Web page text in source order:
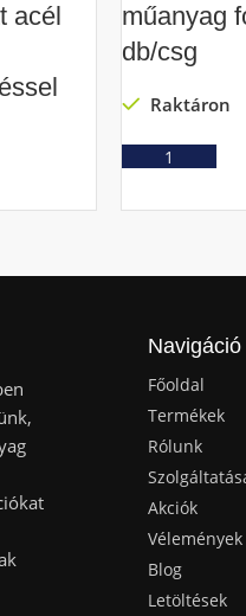
acél
műanyag
db/csg
Raktáron
Navigáció
Főoldal
Termékek
Rólunk
Akciók
Vélemények
Blog
Letöltések